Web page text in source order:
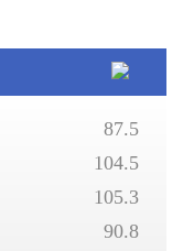
87.5
104.5
105.3
90.8